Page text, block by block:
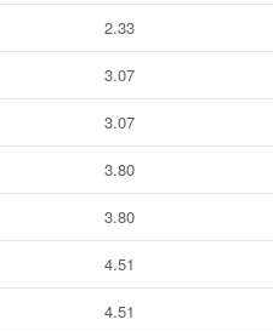
2.33
3.07
3.07
3.80
3.80
4.51
4.51